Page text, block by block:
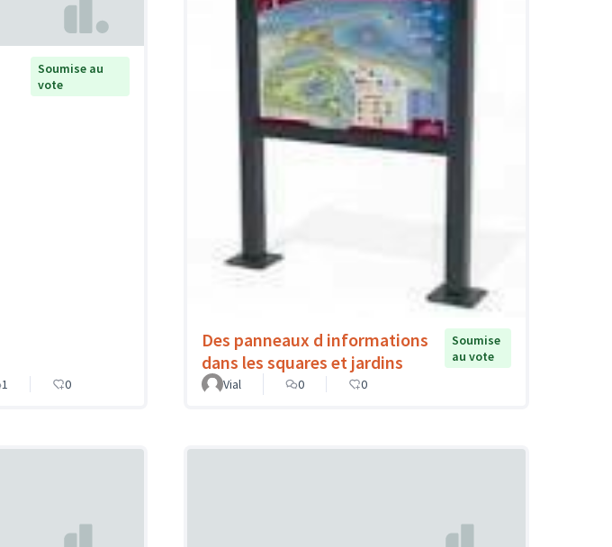
Soumise au
vote
1 0
Des panneaux d informations
dans les squares et jardins
Soumise
au vote
Vial
0 0